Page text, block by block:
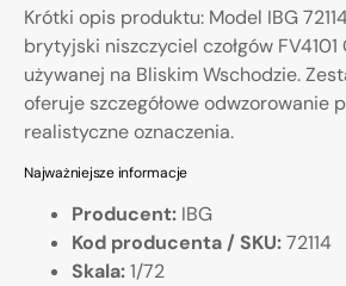
Krótki opis produktu: Model IBG
brytyjski niszczyciel czołgów
używanej na Bliskim Wschodzie.
oferuje szczegółowe odwzorowanie
realistyczne oznaczenia.
Najważniejsze informacje
Producent: IBG
Kod producenta / SKU:72114
Skala:1/72